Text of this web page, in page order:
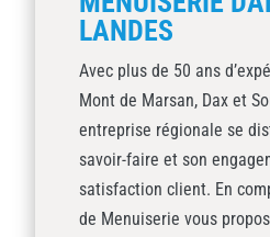
LANDES
Avec plus de 50 ans
Mont de Marsan, Dax et
entreprise régionale se
savoir-faire et son
satisfaction client. En
de Menuiserie vous